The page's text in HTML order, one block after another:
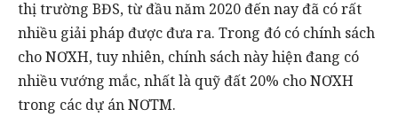
thị trường BĐS, từ đầu năm 2020 đến nay đã có rất
nhiều giải pháp được đưa ra. Trong đó có chính sách
cho NƠXH, tuy nhiên, chính sách này hiện đang có
nhiều vướng mắc, nhất là quỹ đất 20% cho NƠXH
trong các dự án NƠTM.